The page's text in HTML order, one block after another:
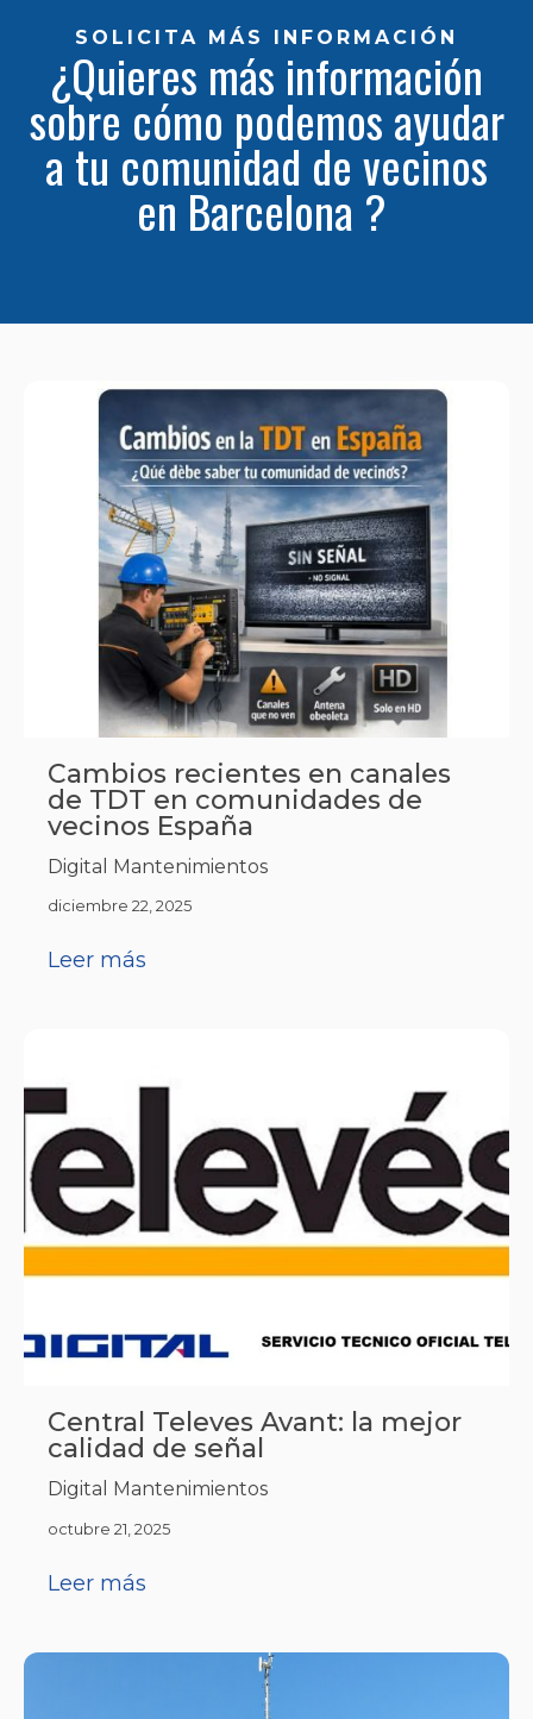
SOLICITA MÁS INFORMACIÓN
¿Quieres más información
sobre cómo podemos ayudar
a tu comunidad de vecinos
en Barcelona ?
Cambios recientes en canales
de TDT en comunidades de
vecinos España
Digital Mantenimientos
diciembre 22, 2025
Leer más
Central Televes Avant: la mejor
calidad de señal
Digital Mantenimientos
octubre 21, 2025
Leer más